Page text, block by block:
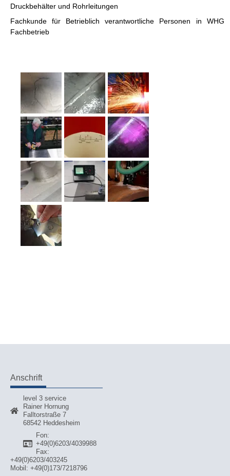
Druckbehälter und Rohrleitungen
Fachkunde für Betrieblich verantwortliche Personen in WHG
Fachbetrieb
Anschrift
level 3 service
Rainer Hornung
Falltorstraße 7
68542 Heddesheim
Fon:
+49(0)6203/4039988
Fax:
+49(0)6203/403245
Mobil: +49(0)173/7218796